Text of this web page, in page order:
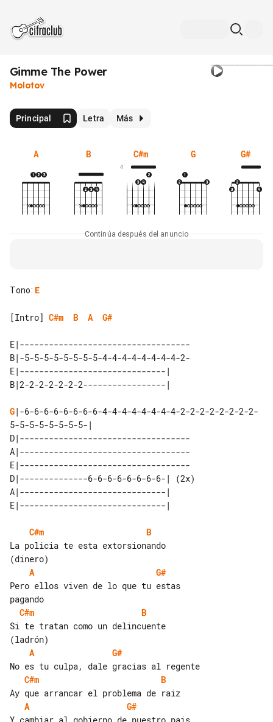
Gimme The Power
Molotov
Principal Letra Más
A B C#m
4
G G#
Continúa después del anuncio
Tono: E
[Intro] C#m B A G#
E|-----------------------------------
B|-5-5-5-5-5-5-5-5-4-4-4-4-4-4-4-4-2-
E|------------------------------|
G|-6-6-6-6-6-6-6-6-4-4-4-4-4-4-4-4-2-2-2-2-2-2-2-2-
5-5-5-5-5-5-5-5-|
D|-----------------------------------
A|-----------------------------------
E|-----------------------------------
D|--------------6-6-6-6-6-6-6-6-| (2x)
A|------------------------------|
C#m
B
La policia te esta extorsionando
A
G#
Pero ellos viven de lo que tu estas
C#m
B
Si te tratan como un delincuente
A
G#
C#m
B
A
G#